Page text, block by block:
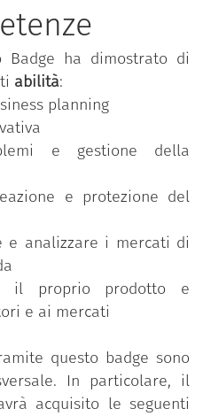
ed esclusivo; avere a
grado di supportare il
da punti di vista
per la creazione
e lo start up aziendale;
innovativi - tra i
- e imparare a gestire la
nuovo millennio.
ha dimostrato di
abilità:
planning
e gestione della
e protezione del
e analizzare i mercati di
il proprio prodotto e
e ai mercati
questo badge sono
In particolare, il
acquisito le seguenti